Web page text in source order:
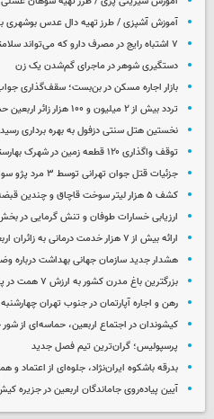
آموزش آشپزی / طرز تهیه دال عدس بوشهری
۷ اشتباه رایج در مصرف دارو که می‌تواند سلامتتان را به خطر بیندازد
دستگیری شوهر در ماجرای گم‌شدن یک زن
بازار اجاره مسکن در بن‌بست؛ سقف‌گذاری
تردد بیش از ۲ میلیون و ۱۰۰ هزار زائر اربعین حسینی از مرزهای شلمچه و چذابه
نخستین هتل سنتی دزفول به بهره برداری رسید
توقف واگذاری ۱۲۰ قطعه زمین در شهرک بهارستان قشم به دستور دادستان
جزئیات قتل جوان تهرانی توسط ۳ مرد پژو سوار
کشف ۵ هزار لیتر سوخت قاچاق و چندین قبضه سلاح گرم توسط مرزبانان هرمزگان
ارزیابی خسارات طوفان و تنش گرمایی در
ارائه بیش از ۷ هزار خدمت درمانی به زائران اربعین حسینی در مرز چذابه
هشدار جدید سازمان جهانی بهداشت درباره
بزرگترین باغ مدرن کشور به ارزش ۷ همت در پارس‌آباد احداث می‌شود
رهن و اجاره آپارتمان در جنوب تهران چهارشنبه ۱۴ مرداد ۱۴۰۵
کیشوندان در اجتماع اربعین، حماسه‌ای از
پرسپولیس؛ گران‌ترین تیم فصل جدید
بدرقه باشکوه ایران‌نژاد، جلوه‌ای از اعتماد و
آیین پیاده‌روی جاماندگان اربعین در جزیره